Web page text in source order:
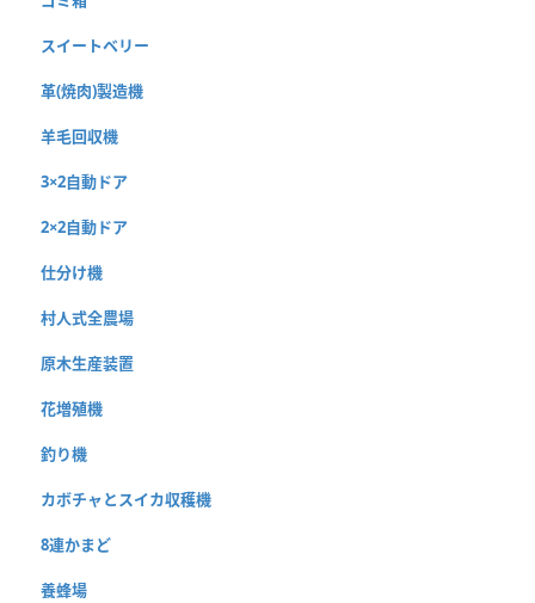
スイートベリー
革(焼肉)製造機
羊毛回収機
3×2自動ドア
2×2自動ドア
仕分け機
村人式全農場
原木生産装置
花増殖機
釣り機
カボチャとスイカ収穫機
8連かまど
養蜂場